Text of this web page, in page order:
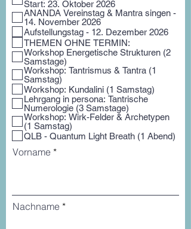
Start: 23. Oktober 2026
ANANDA Vereinstag & Mantra singen -
14. November 2026
Aufstellungstag - 12. Dezember 2026
THEMEN OHNE TERMIN:
Workshop Energetische Strukturen (2
Samstage)
Workshop: Tantrismus & Tantra (1
Samstag)
Workshop: Kundalini (1 Samstag)
Lehrgang in persona: Tantrische
Numerologie (3 Samstage)
Workshop: Wirk-Felder & Archetypen
(1 Samstag)
QLB - Quantum Light Breath (1 Abend)
Vorname
Nachname